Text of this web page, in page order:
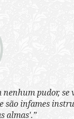
pudor, se
são infames
almas'.”